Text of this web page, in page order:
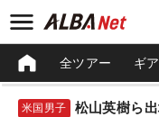
全ツアー ギア
米国男子